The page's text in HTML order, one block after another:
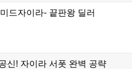
드자이라- 끝판왕 딜러
신! 자이라 서폿 완벽 공략